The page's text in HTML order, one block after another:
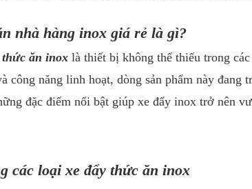
nhà hàng inox giá rẻ là gì?
thức ăn inox là thiết bị không thể thiếu trong
công năng linh hoạt, dòng sản phẩm này
đặc điểm nổi bật giúp xe đẩy inox trở nên
các loại xe đẩy thức ăn inox